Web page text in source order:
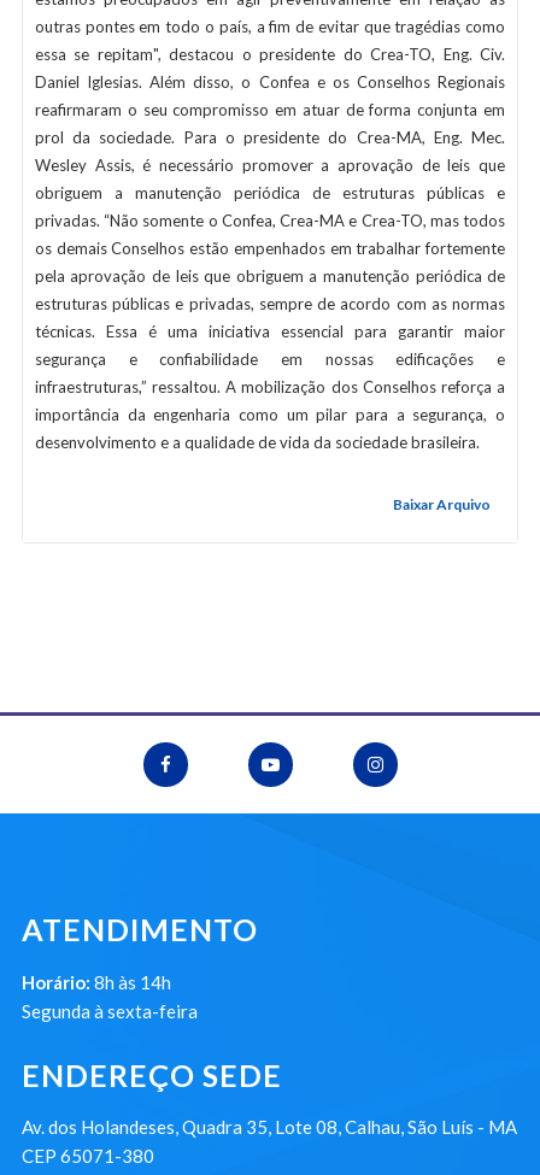
outras pontes em todo o país, a fim de evitar que tragédias como
essa se repitam", destacou o presidente do Crea-TO, Eng. Civ.
Daniel Iglesias. Além disso, o Confea e os Conselhos Regionais
reafirmaram o seu compromisso em atuar de forma conjunta em
prol da sociedade. Para o presidente do Crea-MA, Eng. Mec.
Wesley Assis, é necessário promover a aprovação de leis que
obriguem a manutenção periódica de estruturas públicas e
privadas. “Não somente o Confea, Crea-MA e Crea-TO, mas todos
os demais Conselhos estão empenhados em trabalhar fortemente
pela aprovação de leis que obriguem a manutenção periódica de
estruturas públicas e privadas, sempre de acordo com as normas
técnicas. Essa é uma iniciativa essencial para garantir maior
segurança e confiabilidade em nossas edificações e
infraestruturas,” ressaltou. A mobilização dos Conselhos reforça a
importância da engenharia como um pilar para a segurança, o
desenvolvimento e a qualidade de vida da sociedade brasileira.
Baixar Arquivo
ATENDIMENTO
Horário: 8h às 14h
Segunda à sexta-feira
ENDEREÇO SEDE
Av. dos Holandeses, Quadra 35, Lote 08, Calhau, São Luís - MA
CEP 65071-380